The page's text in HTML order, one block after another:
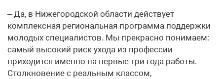
– Да, в Нижегородской области действует
комплексная региональная программа поддержки
молодых специалистов. Мы прекрасно понимаем:
самый высокий риск ухода из профессии
приходится именно на первые три года работы.
Столкновение с реальным классом,